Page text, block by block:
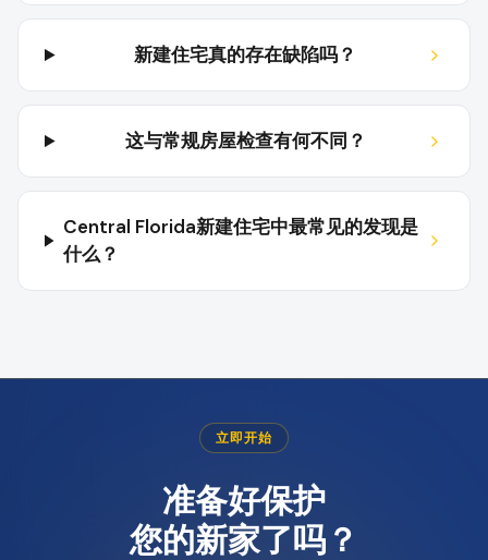
新建住宅真的存在缺陷吗？
这与常规房屋检查有何不同？
Central Florida新建住宅中最常见的发现是
什么？
立即开始
准备好保护
您的新家了吗？